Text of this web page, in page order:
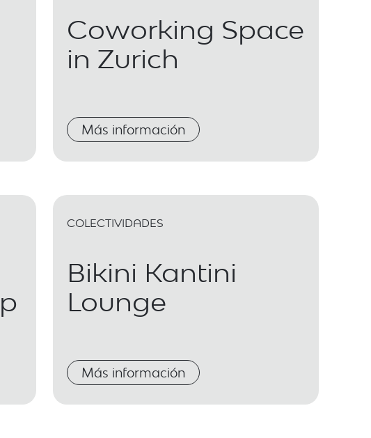
Coworking Space
in Zurich
Más información
COLECTIVIDADES
Bikini Kantini
Lounge
Más información